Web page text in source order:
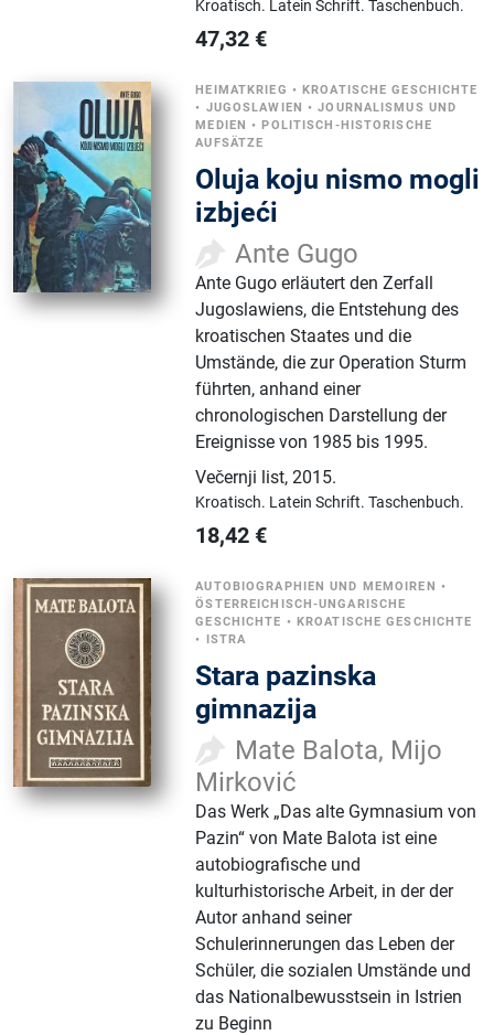
Kroatisch. Latein Schrift.Taschenbuch.
47,32 €
HEIMATKRIEG •KROATISCHE GESCHICHTE
• JUGOSLAWIEN •JOURNALISMUS UND
MEDIEN •POLITISCH-HISTORISCHE
AUFSÄTZE
Oluja koju nismo mogli
izbjeći
Ante Gugo
Ante Gugo erläutert den Zerfall
Jugoslawiens, die Entstehung des
kroatischen Staates und die
Umstände, die zur Operation Sturm
führten, anhand einer
chronologischen Darstellung der
Ereignisse von 1985 bis 1995.
Večernji list,2015.
Kroatisch. Latein Schrift.Taschenbuch.
18,42 €
AUTOBIOGRAPHIEN UND MEMOIREN •
ÖSTERREICHISCH-UNGARISCHE
GESCHICHTE • KROATISCHE GESCHICHTE
• ISTRA
Stara pazinska
gimnazija
Mate Balota, Mijo
Mirković
Das Werk „Das alte Gymnasium von
Pazin“ von Mate Balota ist eine
autobiografische und
kulturhistorische Arbeit, in der der
Autor anhand seiner
Schulerinnerungen das Leben der
Schüler, die sozialen Umstände und
das Nationalbewusstsein in Istrien
zu Beginn